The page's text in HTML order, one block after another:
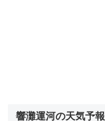
響灘運河の天気予報